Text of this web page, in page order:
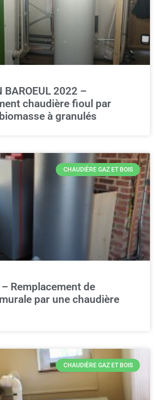
BAROEUL 2022 –
chaudière fioul par
à granulés
CHAUDIÈRE GAZ ET BOIS
Remplacement de
par une chaudière
CHAUDIÈRE GAZ ET BOIS